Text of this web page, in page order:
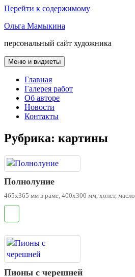
Перейти к содержимому
Ольга Мамыкина
персональный сайт художника
Меню и виджеты
Главная
Галерея работ
Об авторе
Новости
Контакты
Рубрика: картины
Полнолуние
465х365 мм в раме, 400х300 мм, холст, масло
Пионы с черешней